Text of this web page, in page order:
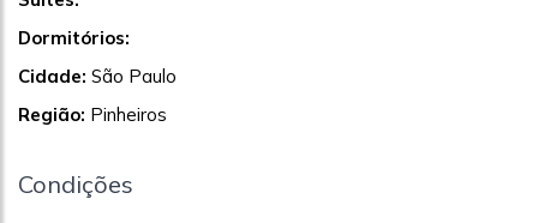
Dormitórios:
Cidade: São Paulo
Região: Pinheiros
Condições